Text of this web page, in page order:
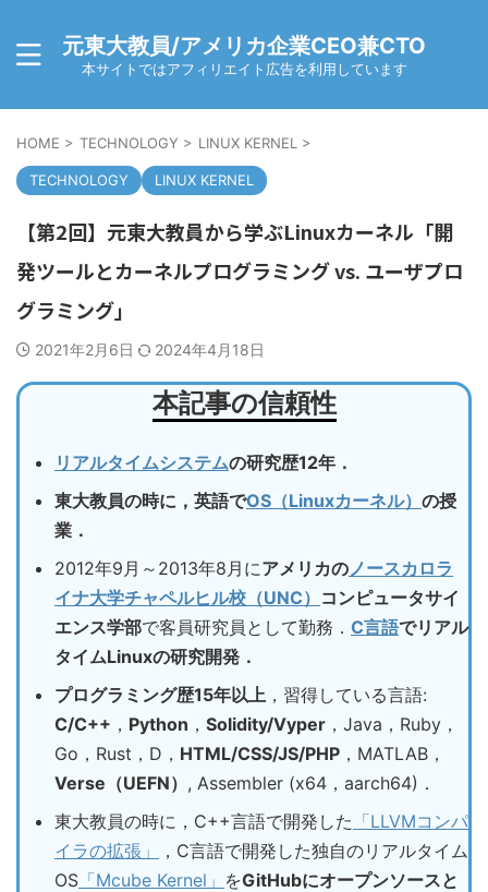
元東大教員/アメリカ企業CEO兼CTO
本サイトではアフィリエイト広告を利用しています
HOME > TECHNOLOGY > LINUX KERNEL >
TECHNOLOGY LINUX KERNEL
【第2回】元東大教員から学ぶLinuxカーネル「開
発ツールとカーネルプログラミング vs. ユーザプロ
グラミング」
2021年2月6日 2024年4月18日
本記事の信頼性
リアルタイムシステムの研究歴12年．
東大教員の時に，英語でOS（Linuxカーネル） の授
業．
2012年9月～2013年8月にアメリカのノースカロラ
イナ大学チャペルヒル校（UNC） コンピュータサイ
エンス学部で客員研究員として勤務． C言語でリアル
タイムLinuxの研究開発．
プログラミング歴15年以上 ，習得している言語:
C/C++ ， Python ， Solidity/Vyper ，Java，Ruby，
Go，Rust，D， HTML/CSS/JS/PHP ，MATLAB，
Verse（UEFN） , Assembler (x64，aarch64)．
東大教員の時に，C++言語で開発した 「LLVMコンパ
イラの拡張」
，C言語で開発した独自のリアルタイム
OS 「Mcube Kernel」 をGitHubにオープンソースと